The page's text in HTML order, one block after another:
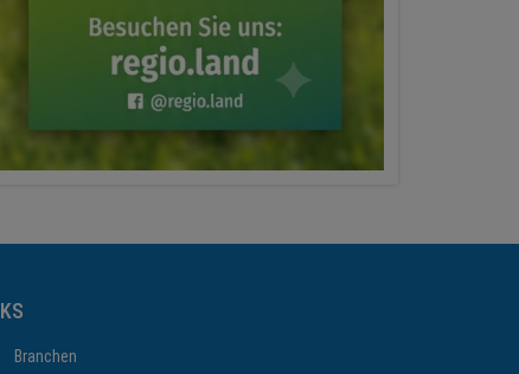
Branchen